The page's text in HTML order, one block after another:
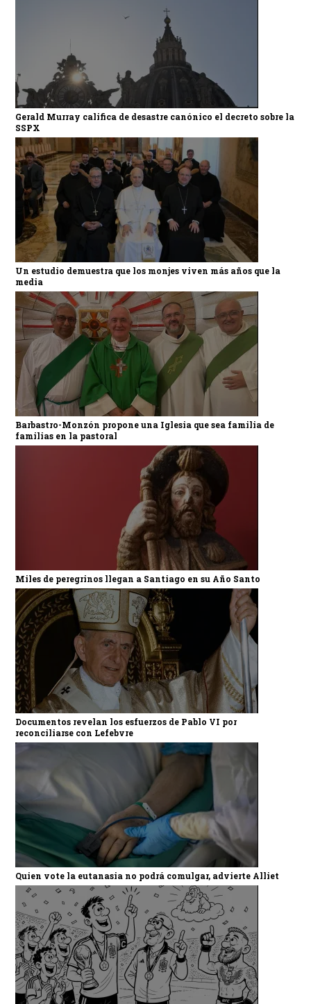
Gerald Murray califica de desastre canónico el decreto sobre la
SSPX
Un estudio demuestra que los monjes viven más años que la
media
Barbastro-Monzón propone una Iglesia que sea familia de
familias en la pastoral
Miles de peregrinos llegan a Santiago en su Año Santo
Documentos revelan los esfuerzos de Pablo VI por
reconciliarse con Lefebvre
Quien vote la eutanasia no podrá comulgar, advierte Alliet